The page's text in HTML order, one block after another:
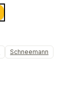
Schneemann